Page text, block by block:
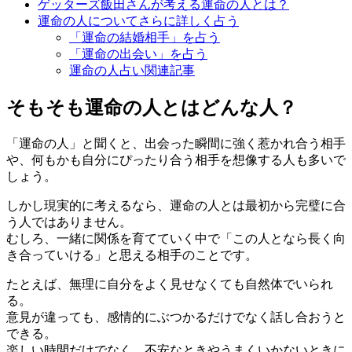
ゲッターズ飯田さんが考える運命の人とは？
運命の人についてさらに詳しく占う
「運命の結婚相手」を占う
「運命の出会い」を占う
運命の人占い関連記事
そもそも運命の人とはどんな人？
「運命の人」と聞くと、出会った瞬間に強く惹かれ合う相手
や、何もかも自分にぴったり合う相手を想像する人も多いで
しょう。
しかし現実的に考えるなら、運命の人とは最初から完璧に合
う人ではありません。
むしろ、一緒に関係を育てていく中で「この人となら長く向
き合っていける」と思える相手のことです。
たとえば、無理に自分をよく見せなくても自然体でいられ
る。
意見が違っても、感情的にぶつかるだけでなく話し合おうと
できる。